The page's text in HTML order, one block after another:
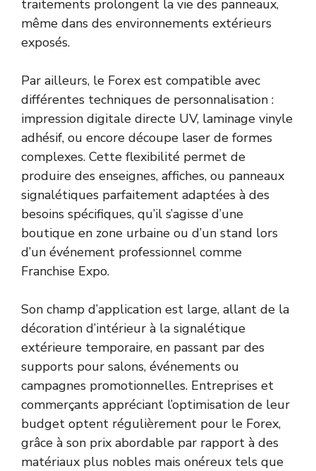
traitements prolongent la vie des panneaux,
même dans des environnements extérieurs
exposés.
Par ailleurs, le Forex est compatible avec
différentes techniques de personnalisation :
impression digitale directe UV, laminage vinyle
adhésif, ou encore découpe laser de formes
complexes. Cette flexibilité permet de
produire des enseignes, affiches, ou panneaux
signalétiques parfaitement adaptées à des
besoins spécifiques, qu’il s’agisse d’une
boutique en zone urbaine ou d’un stand lors
d’un événement professionnel comme
Franchise Expo.
Son champ d’application est large, allant de la
décoration d’intérieur à la signalétique
extérieure temporaire, en passant par des
supports pour salons, événements ou
campagnes promotionnelles. Entreprises et
commerçants appréciant l’optimisation de leur
budget optent régulièrement pour le Forex,
grâce à son prix abordable par rapport à des
matériaux plus nobles mais onéreux tels que